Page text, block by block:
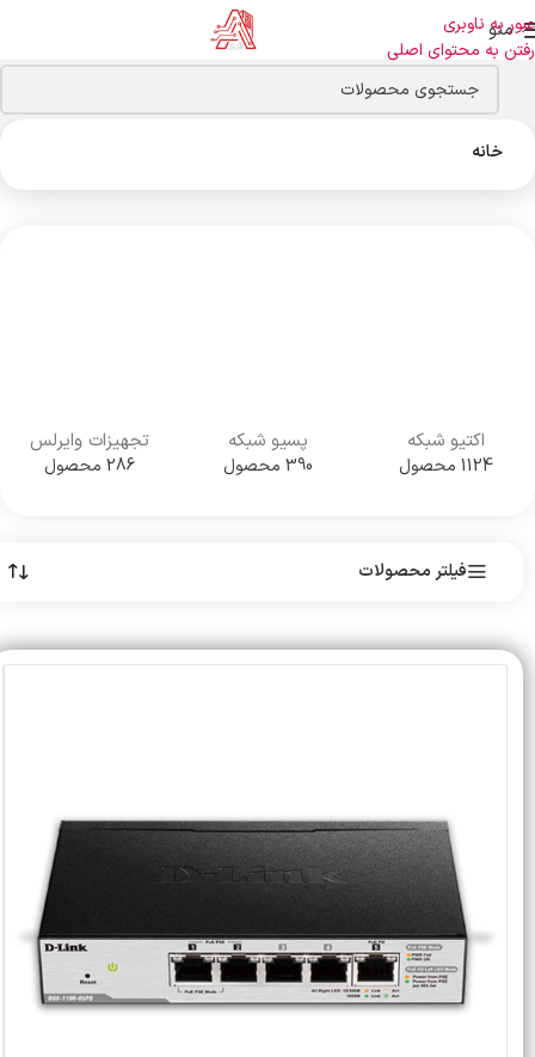
عبور به ناوبری
رفتن به محتوای اصلی
منو
خانه
اکتیو شبکه
1124 محصول
پسیو شبکه
390 محصول
تجهیزات وایرلس
286 محصول
فیلتر محصولات